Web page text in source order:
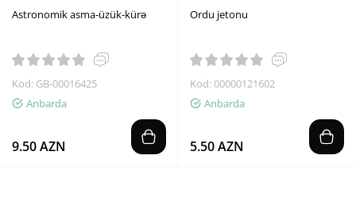
Astronomik asma-üzük-kürə
Kod: GB-00016425
Anbarda
9.50 AZN
Ordu jetonu
Kod: 00000121602
Anbarda
5.50 AZN